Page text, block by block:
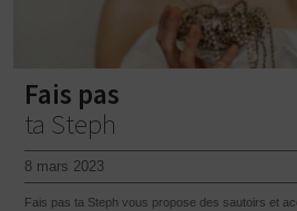
Fais pas
ta Steph
8 mars 2023
Fais pas ta Steph vous propose des sautoirs et